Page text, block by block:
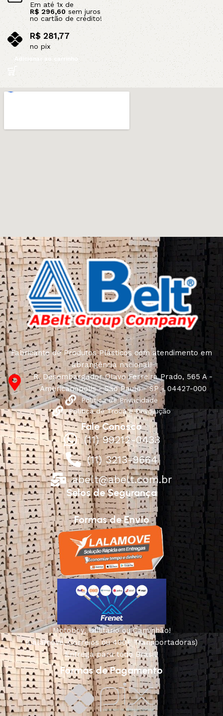
Em até 1x de
R$ 296,60sem juros
no cartão de crédito!
R$ 281,77
no pix
Adicionar ao carrinho
Fabricante de Produtos Plásticos com atendimento em
abrangência nacional!
R. Desembargador Olavo Ferreira Prado, 565 A -
Americanópolis - São Paulo - SP - 04427-000
Política de Privacidade
Política de Troca e Devolução
Fale Conosco
(11) 99212-0433
(11) 3213-9664
abelt@abelt.com.br
Selos de Segurança
Formas de Envio
Motoboy, Utilitário ou Caminhão!
(Lalamove, Correios ou 400+ Transportadoras)
Entrega para todo Brasil!
Formas de Pagamento